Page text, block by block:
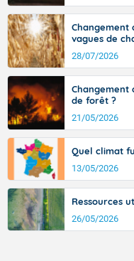
Changement
vagues de
28/07/2026
Changement
de forêt ?
21/05/2026
Quel climat
13/05/2026
Ressources
26/05/2026